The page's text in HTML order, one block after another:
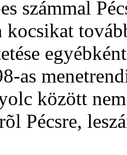
számmal
kocsikat
as
között
Pécsre,